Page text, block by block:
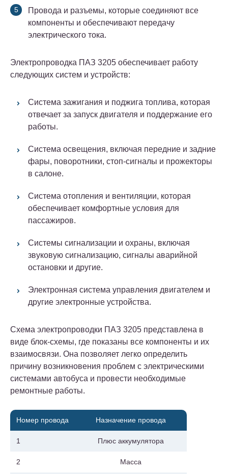
Провода и разъемы, которые соединяют все
компоненты и обеспечивают передачу
электрического тока.
Электропроводка ПАЗ 3205 обеспечивает работу
следующих систем и устройств:
Система зажигания и поджига топлива, которая
отвечает за запуск двигателя и поддержание его
работы.
Система освещения, включая передние и задние
фары, поворотники, стоп-сигналы и прожекторы
в салоне.
Система отопления и вентиляции, которая
обеспечивает комфортные условия для
пассажиров.
Системы сигнализации и охраны, включая
звуковую сигнализацию, сигналы аварийной
остановки и другие.
Электронная система управления двигателем и
другие электронные устройства.
Схема электропроводки ПАЗ 3205 представлена в
виде блок-схемы, где показаны все компоненты и их
взаимосвязи. Она позволяет легко определить
причину возникновения проблем с электрическими
системами автобуса и провести необходимые
ремонтные работы.
Номер провода Назначение провода
1 Плюс аккумулятора
2 Масса